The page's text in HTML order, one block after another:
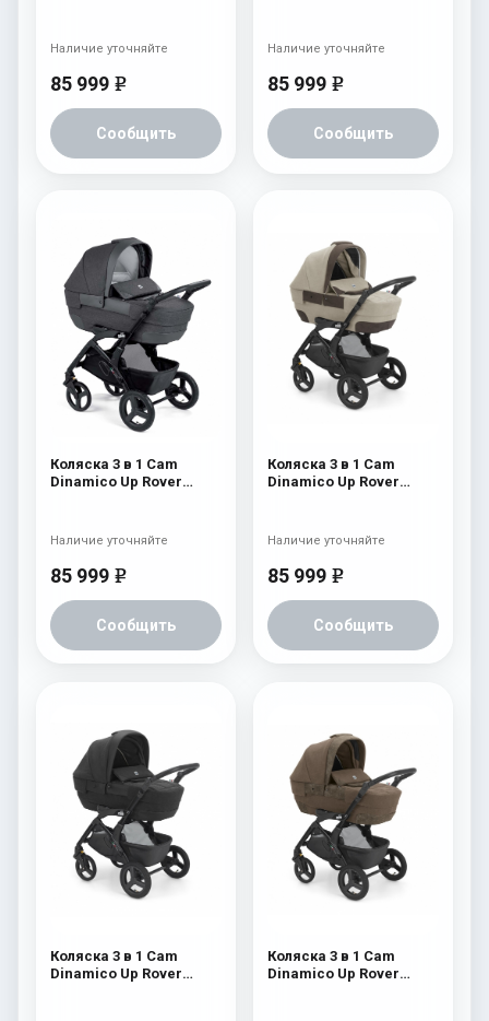
85 999 e
Сообщить
Наличие уточняйте
85 999 e
Сообщить
Наличие уточняйте
Коляска 3 в 1 Cam
Dinamico Up Rover
85 999 e
Сообщить
Наличие уточняйте
Коляска 3 в 1 Cam
Dinamico Up Rover
85 999 e
Сообщить
Наличие уточняйте
Коляска 3 в 1 Cam
Dinamico Up Rover
Коляска 3 в 1 Cam
Dinamico Up Rover